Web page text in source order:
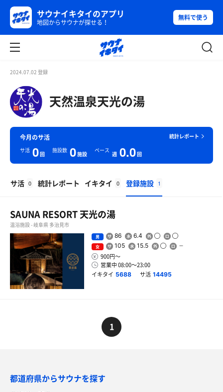
サウナイキタイのアプリ
地図からサウナが探せる！
無料で使う
2024.07.02 登録
天然温泉天光の湯
統計レポート
今月のサ活
サ活 0回
施設数 0施設
ペース
週 0.0回
サ活 0 統計レポート イキタイ 0 登録施設 1
SAUNA RESORT 天光の湯
温浴施設 - 岐阜県 多治見市
男 86 6.4
女 105 15.5
900円〜
営業中 08:00〜23:00
イキタイ 5688 サ活 14495
1
都道府県からサウナを探す